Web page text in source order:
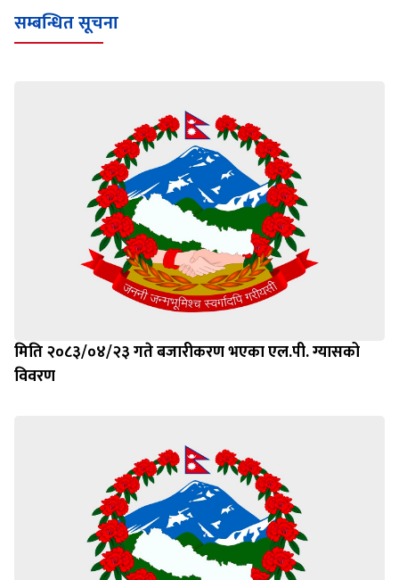
सम्बन्धित सूचना
मिति २०८३/०४/२३ गते बजारीकरण भएका एल.पी. ग्यासको
विवरण